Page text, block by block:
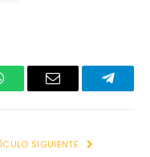
Email
SIGUIENTE